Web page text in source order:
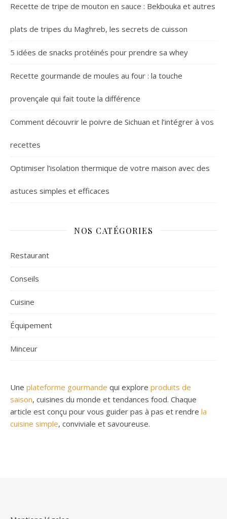
Recette de tripe de mouton en sauce : Bekbouka et autres
plats de tripes du Maghreb, les secrets de cuisson
5 idées de snacks protéinés pour prendre sa whey
Recette gourmande de moules au four : la touche
provençale qui fait toute la différence
Comment découvrir le poivre de Sichuan et l’intégrer à vos
recettes
Optimiser l’isolation thermique de votre maison avec des
astuces simples et efficaces
NOS CATÉGORIES
Restaurant
Conseils
Cuisine
Équipement
Minceur
Une plateforme gourmande qui explore produits de
saison, cuisines du monde et tendances food. Chaque
article est conçu pour vous guider pas à pas et rendre la
cuisine simple, conviviale et savoureuse.